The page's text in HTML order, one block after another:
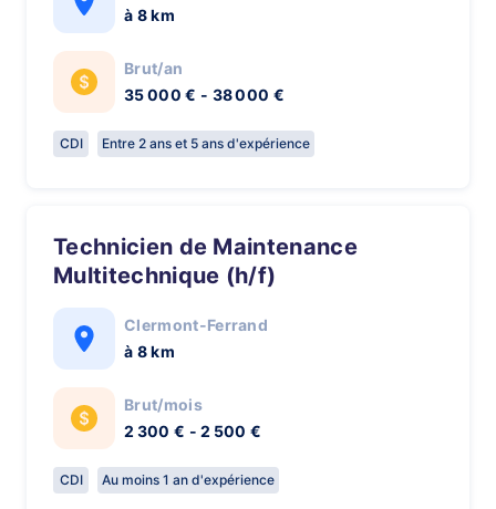
à 8 km
Brut/an
35 000 € - 38 000 €
CDI Entre 2 ans et 5 ans d'expérience
Technicien de Maintenance
Multitechnique (h/f)
Clermont-Ferrand
à 8 km
Brut/mois
2 300 € - 2 500 €
CDI Au moins 1 an d'expérience